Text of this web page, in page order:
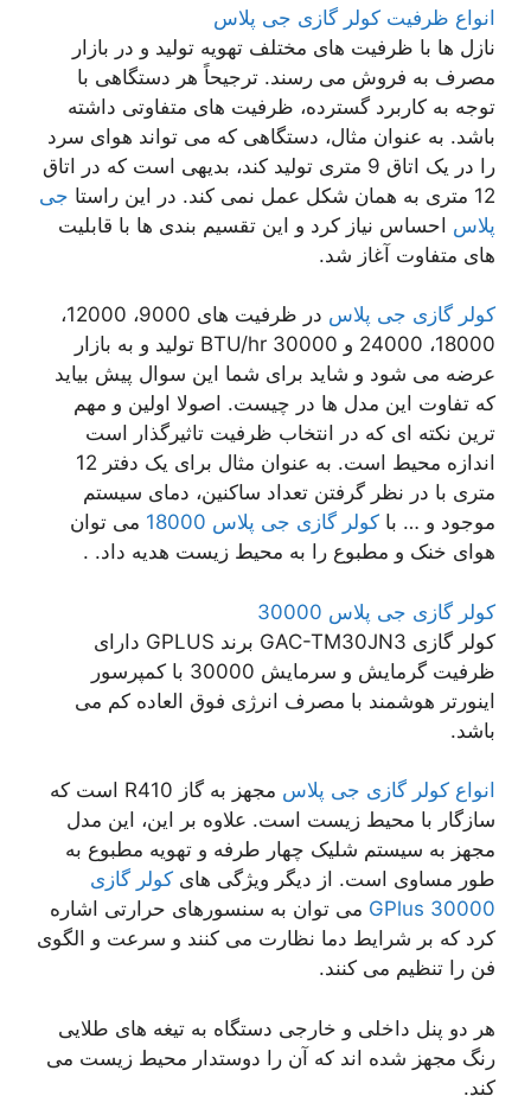
انواع ظرفیت کولر گازی جی پلاس
نازل ها با ظرفیت های مختلف تهویه تولید و در بازار
مصرف به فروش می رسند. ترجیحاً هر دستگاهی با
توجه به کاربرد گسترده، ظرفیت های متفاوتی داشته
باشد. به عنوان مثال، دستگاهی که می تواند هوای سرد
را در یک اتاق 9 متری تولید کند، بدیهی است که در اتاق
12 متری به همان شکل عمل نمی کند. در این راستا
جی
پلاس احساس نیاز کرد و این تقسیم بندی ها با قابلیت
های متفاوت آغاز شد.
کولر گازی جی پلاس
در ظرفیت های 9000، 12000،
18000، 24000 و 30000 BTU/hr تولید و به بازار
عرضه می شود و شاید برای شما این سوال پیش بیاید
که تفاوت این مدل ها در چیست. اصولا اولین و مهم
ترین نکته ای که در انتخاب ظرفیت تاثیرگذار است
اندازه محیط است. به عنوان مثال برای یک دفتر 12
متری با در نظر گرفتن تعداد ساکنین، دمای سیستم
موجود و … با کولر گازی جی پلاس 18000
می توان
هوای خنک و مطبوع را به محیط زیست هدیه داد. .
کولر گازی جی پلاس 30000
کولر گازی GAC-TM30JN3 برند GPLUS دارای
ظرفیت گرمایش و سرمایش 30000 با کمپرسور
اینورتر هوشمند با مصرف انرژی فوق العاده کم می
باشد.
انواع کولر گازی جی پلاس
مجهز به گاز R410 است که
سازگار با محیط زیست است. علاوه بر این، این مدل
مجهز به سیستم شلیک چهار طرفه و تهویه مطبوع به
طور مساوی است. از دیگر ویژگی های کولر گازی
GPlus 30000 می توان به سنسورهای حرارتی اشاره
کرد که بر شرایط دما نظارت می کنند و سرعت و الگوی
فن را تنظیم می کنند.
هر دو پنل داخلی و خارجی دستگاه به تیغه های طلایی
رنگ مجهز شده اند که آن را دوستدار محیط زیست می
کند.